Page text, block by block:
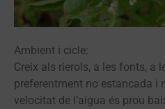
Ambient i cicle:
Creix als rierols, a les fonts, a
preferentment no estancada i
velocitat de l’aigua és prou